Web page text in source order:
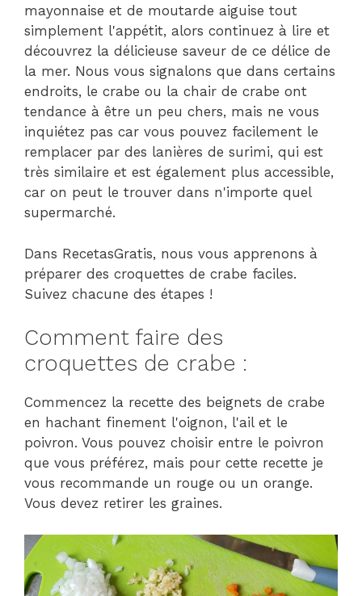
mayonnaise et de moutarde aiguise tout
simplement l'appétit, alors continuez à lire et
découvrez la délicieuse saveur de ce délice de
la mer. Nous vous signalons que dans certains
endroits, le crabe ou la chair de crabe ont
tendance à être un peu chers, mais ne vous
inquiétez pas car vous pouvez facilement le
remplacer par des lanières de surimi, qui est
très similaire et est également plus accessible,
car on peut le trouver dans n'importe quel
supermarché.
Dans RecetasGratis, nous vous apprenons à
préparer des croquettes de crabe faciles.
Suivez chacune des étapes !
Comment faire des
croquettes de crabe :
Commencez la recette des beignets de crabe
en hachant finement l'oignon, l'ail et le
poivron. Vous pouvez choisir entre le poivron
que vous préférez, mais pour cette recette je
vous recommande un rouge ou un orange.
Vous devez retirer les graines.